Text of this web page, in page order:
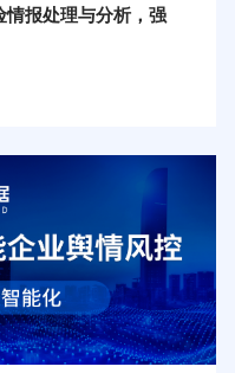
报处理与分析，强